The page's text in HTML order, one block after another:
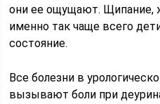
они ее ощущают. Щипание,
именно так чаще всего
состояние.
Все болезни в
вызывают боли при